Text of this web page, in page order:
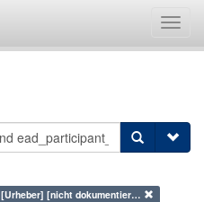
[Urheber] [nicht dokumentier…